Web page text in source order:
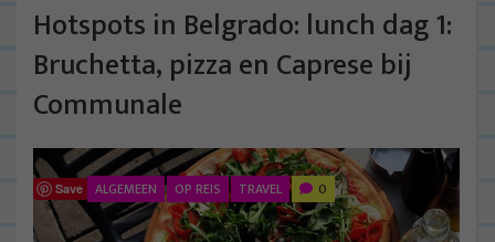
Hotspots in Belgrado: lunch dag 1:
Bruchetta, pizza en Caprese bij
Communale
Save ALGEMEEN OP REIS TRAVEL 0